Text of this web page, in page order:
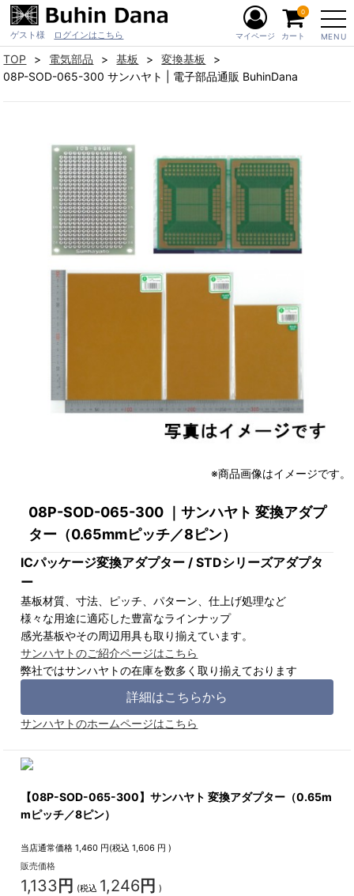
ゲスト様 ログインはこちら MENU
マイページ カート
0
TOP 電気部品 基板
変換基板
08P-SOD-065-300 サンハヤト | 電子部品通販 BuhinDana
※商品画像はイメージです。
08P-SOD-065-300 ｜サンハヤト 変換アダプ
ター（0.65mmピッチ／8ピン）
ICパッケージ変換アダプター / STDシリーズアダプタ
ー
基板材質、寸法、ピッチ、パターン、仕上げ処理など
様々な用途に適応した豊富なラインナップ
感光基板やその周辺用具も取り揃えています。
サンハヤトのご紹介ページはこちら
弊社ではサンハヤトの在庫を数多く取り揃えております
詳細はこちらから
サンハヤトのホームページはこちら
【08P-SOD-065-300】サンハヤト 変換アダプター（0.65m
mピッチ／8ピン）
当店通常価格 1,460 円(税込1,606 円 )
販売価格
1,133 円 (税込 1,246円 )